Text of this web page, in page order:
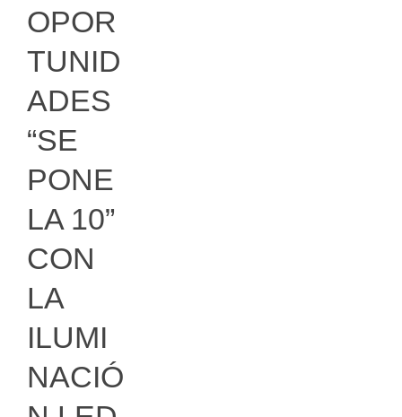
OPOR
TUNID
ADES
“SE
PONE
LA 10”
CON
LA
ILUMI
NACIÓ